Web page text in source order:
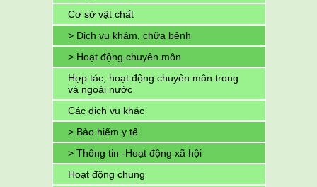
Cơ sở vật chất
> Dịch vụ khám, chữa bệnh
> Hoạt động chuyên môn
Hợp tác, hoạt động chuyên môn trong
và ngoài nước
Các dịch vụ khác
> Bảo hiểm y tế
> Thông tin -Hoạt động xã hội
Hoạt động chung